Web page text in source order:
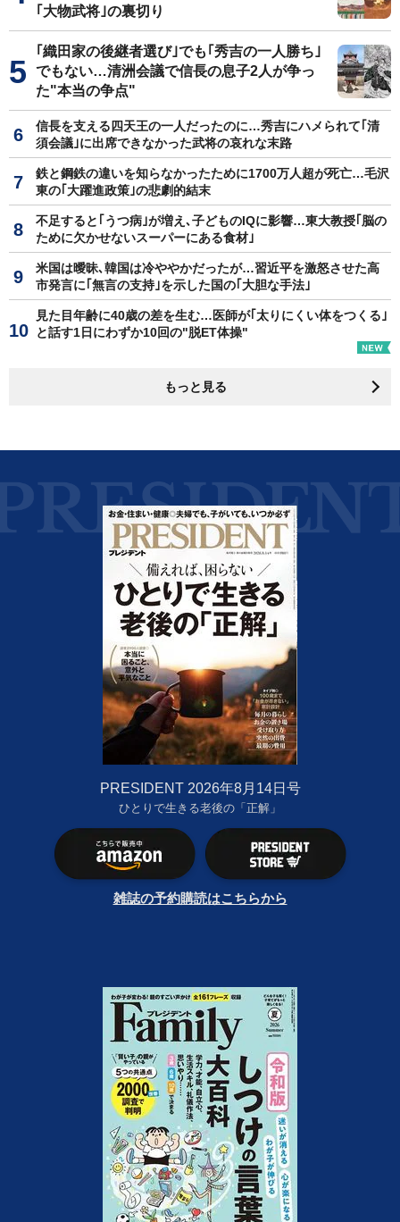
｢大物武将｣の裏切り
｢織田家の後継者選び｣でも｢秀吉の一人勝ち｣
でもない…清洲会議で信長の息子2人が争っ
た"本当の争点"
信長を支える四天王の一人だったのに…秀吉にハメられて｢清
須会議｣に出席できなかった武将の哀れな末路
鉄と鋼鉄の違いを知らなかったために1700万人超が死亡…毛沢
東の｢大躍進政策｣の悲劇的結末
不足すると｢うつ病｣が増え､子どものIQに影響…東大教授｢脳の
ために欠かせないスーパーにある食材｣
米国は曖昧､韓国は冷ややかだったが…習近平を激怒させた高
市発言に｢無言の支持｣を示した国の｢大胆な手法｣
見た目年齢に40歳の差を生む…医師が｢太りにくい体をつくる｣
と話す1日にわずか10回の"脱ET体操"
もっと見る
PRESIDENT 2026年8月14日号
ひとりで生きる老後の「正解」
雑誌の予約購読はこちらから